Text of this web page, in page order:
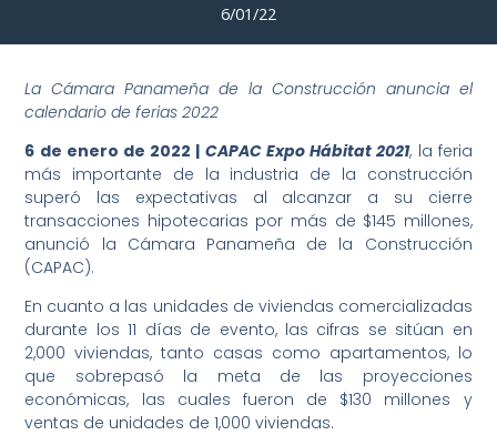
6/01/22
La Cámara Panameña de la Construcción anuncia el
calendario de ferias 2022
6 de enero de 2022 | CAPAC Expo Hábitat 2021, la feria
más importante de la industria de la construcción
superó las expectativas al alcanzar a su cierre
transacciones hipotecarias por más de $145 millones,
anunció la Cámara Panameña de la Construcción
(CAPAC).
En cuanto a las unidades de viviendas comercializadas
durante los 11 días de evento, las cifras se sitúan en
2,000 viviendas, tanto casas como apartamentos, lo
que sobrepasó la meta de las proyecciones
económicas, las cuales fueron de $130 millones y
ventas de unidades de 1,000 viviendas.